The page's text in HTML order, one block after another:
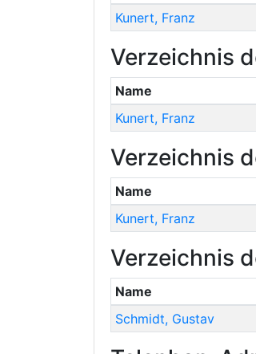
Kunert, Franz
Verzeichnis
Name
Kunert, Franz
Verzeichnis
Name
Kunert, Franz
Verzeichnis
Name
Schmidt, Gustav